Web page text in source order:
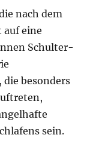
nach dem
auf eine
Schulter-
besonders
sein.